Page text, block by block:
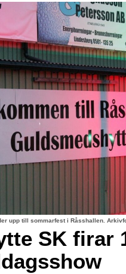
upp till sommarfest i Råsshallen.
SK firar